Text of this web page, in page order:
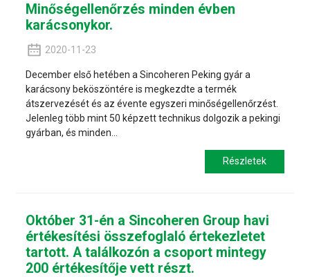
Minőségellenőrzés minden évben
karácsonykor.
2020-11-23
December első hetében a Sincoheren Peking gyár a
karácsony beköszöntére is megkezdte a termék
átszervezését és az évente egyszeri minőségellenőrzést.
Jelenleg több mint 50 képzett technikus dolgozik a pekingi
gyárban, és minden...
Részletek
Október 31-én a Sincoheren Group havi
értékesítési összefoglaló értekezletet
tartott. A találkozón a csoport mintegy
200 értékesítője vett részt.